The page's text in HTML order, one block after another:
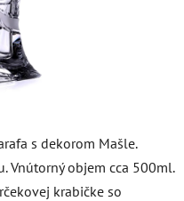
s dekorom Mašle.
Vnútorný objem cca 500ml.
krabičke so